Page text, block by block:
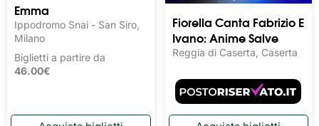
Emma
Ippodromo Snai - San Siro,
Milano
Biglietti a partire da
46.00€
Fiorella Canta Fabrizio E
Ivano: Anime Salve
Reggia di Caserta, Caserta